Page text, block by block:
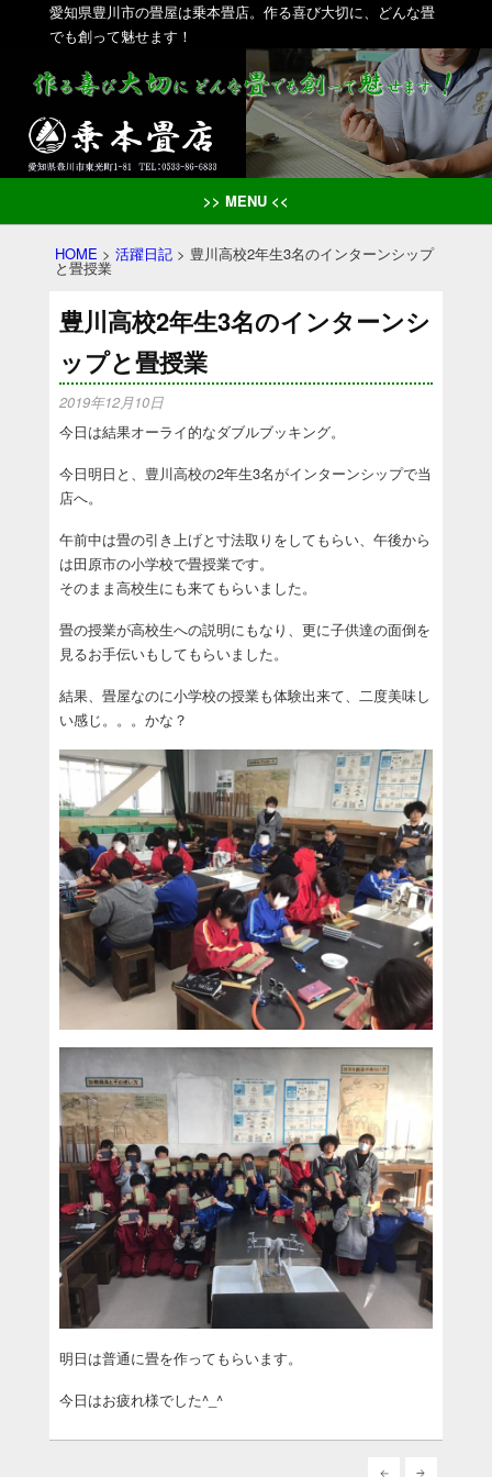
愛知県豊川市の畳屋は乗本畳店。作る喜び大切に、どんな畳
でも創って魅せます！
>> MENU <<
HOME > 活躍日記> 豊川高校2年生3名のインターンシップ
と畳授業
豊川高校2年生3名のインターンシ
ップと畳授業
2019年12月10日
今日は結果オーライ的なダブルブッキング。
今日明日と、豊川高校の2年生3名がインターンシップで当
店へ。
午前中は畳の引き上げと寸法取りをしてもらい、午後から
は田原市の小学校で畳授業です。
そのまま高校生にも来てもらいました。
畳の授業が高校生への説明にもなり、更に子供達の面倒を
見るお手伝いもしてもらいました。
結果、畳屋なのに小学校の授業も体験出来て、二度美味し
い感じ。。。かな？
明日は普通に畳を作ってもらいます。
今日はお疲れ様でした^_^